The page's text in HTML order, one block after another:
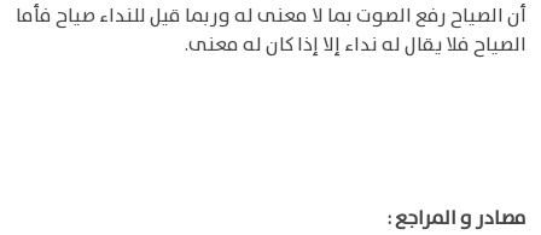
أن الصياح رفع الصوت بما لا معنى له وربما قيل للنداء صياح فأما
الصياح فلا يقال له نداء إلا إذا كان له معنى.
مصادر و المراجع :